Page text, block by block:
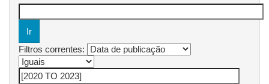
Filtros correntes: